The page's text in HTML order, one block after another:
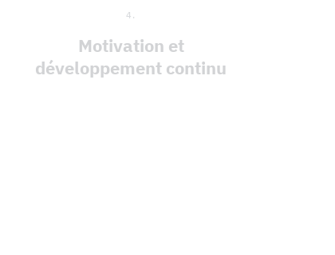
4.
Motivation et
développement continu